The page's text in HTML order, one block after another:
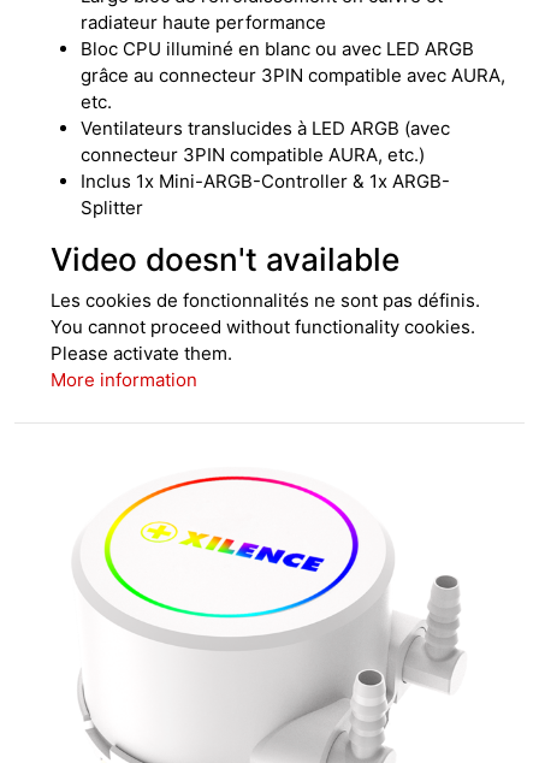
radiateur haute performance
Bloc CPU illuminé en blanc ou avec LED ARGB
grâce au connecteur 3PIN compatible avec AURA,
etc.
Ventilateurs translucides à LED ARGB (avec
connecteur 3PIN compatible AURA, etc.)
Inclus 1x Mini-ARGB-Controller & 1x ARGB-
Splitter
Video doesn't available
Les cookies de fonctionnalités ne sont pas définis.
You cannot proceed without functionality cookies.
Please activate them.
More information